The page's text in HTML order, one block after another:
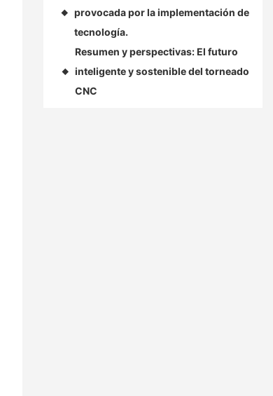
◆
provocada por la implementación de
tecnología.
◆
Resumen y perspectivas: El futuro
inteligente y sostenible del torneado
CNC